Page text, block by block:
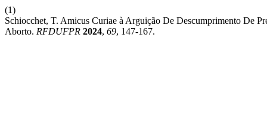
(1)
Schiocchet, T. Amicus Curiae à Arguição De Descumprimento De
Aborto. RFDUFPR 2024, 69, 147-167.